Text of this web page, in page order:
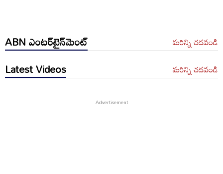
ABN ఎంటర్‌టైన్‌మెంట్ మరిన్ని చదవండి
Latest Videos మరిన్ని చదవండి